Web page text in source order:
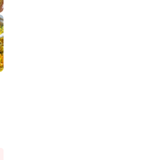
למתכון פיצה של תשעת הימים ולמה היא